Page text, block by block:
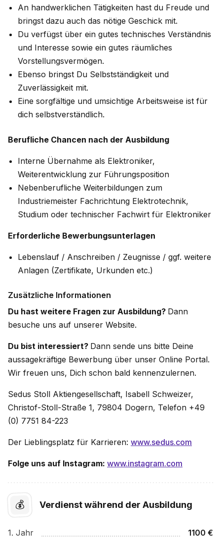
An handwerklichen Tätigkeiten hast du Freude und
bringst dazu auch das nötige Geschick mit.
Du verfügst über ein gutes technisches Verständnis
und Interesse sowie ein gutes räumliches
Vorstellungsvermögen.
Ebenso bringst Du Selbstständigkeit und
Zuverlässigkeit mit.
Eine sorgfältige und umsichtige Arbeitsweise ist für
dich selbstverständlich.
Berufliche Chancen nach der Ausbildung
Interne Übernahme als Elektroniker,
Weiterentwicklung zur Führungsposition
Nebenberufliche Weiterbildungen zum
Industriemeister Fachrichtung Elektrotechnik,
Studium oder technischer Fachwirt für Elektroniker
Erforderliche Bewerbungsunterlagen
Lebenslauf / Anschreiben / Zeugnisse / ggf. weitere
Anlagen (Zertifikate, Urkunden etc.)
Zusätzliche Informationen
Du hast weitere Fragen zur Ausbildung? Dann
besuche uns auf unserer Website.
Du bist interessiert? Dann sende uns bitte Deine
aussagekräftige Bewerbung über unser Online Portal.
Wir freuen uns, Dich schon bald kennenzulernen.
Sedus Stoll Aktiengesellschaft, Isabell Schweizer,
Christof-Stoll-Straße 1, 79804 Dogern, Telefon +49
(0) 7751 84-223
Der Lieblingsplatz für Karrieren: www.sedus.com
Folge uns auf Instagram: www.instagram.com
💰 Verdienst während der Ausbildung
1. Jahr 1100 €